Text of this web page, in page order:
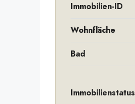
Immobilien-ID
Wohnfläche
Bad
Immobilienstatus